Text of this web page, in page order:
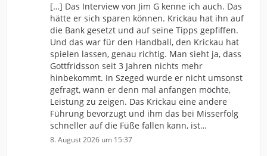
[…] Das Interview von Jim G kenne ich auch. Das
hätte er sich sparen können. Krickau hat ihn auf
die Bank gesetzt und auf seine Tipps gepfiffen.
Und das war für den Handball, den Krickau hat
spielen lassen, genau richtig. Man sieht ja, dass
Gottfridsson seit 3 Jahren nichts mehr
hinbekommt. In Szeged wurde er nicht umsonst
gefragt, wann er denn mal anfangen möchte,
Leistung zu zeigen. Das Krickau eine andere
Führung bevorzugt und ihm das bei Misserfolg
schneller auf die Füße fallen kann, ist…
8. August 2026 um 15:37